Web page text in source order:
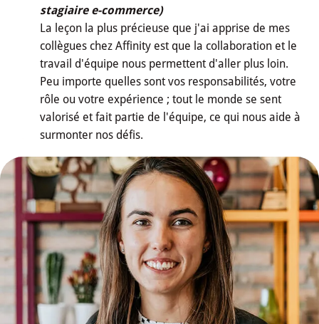
stagiaire e-commerce)
La leçon la plus précieuse que j'ai apprise de mes
collègues chez Affinity est que la collaboration et le
travail d'équipe nous permettent d'aller plus loin.
Peu importe quelles sont vos responsabilités, votre
rôle ou votre expérience ; tout le monde se sent
valorisé et fait partie de l'équipe, ce qui nous aide à
surmonter nos défis.